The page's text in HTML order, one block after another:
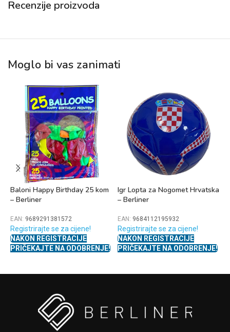
Recenzije proizvoda
Moglo bi vas zanimati
Baloni Happy Birthday 25 kom
– Berliner
EAN: 9689291381572
Registrirajte se za cijene!
NAKON REGISTRACIJE
PRIČEKAJTE NA ODOBRENJE!
Igr Lopta za Nogomet Hrvatska
– Berliner
EAN: 9684112195932
Registrirajte se za cijene!
NAKON REGISTRACIJE
PRIČEKAJTE NA ODOBRENJE!